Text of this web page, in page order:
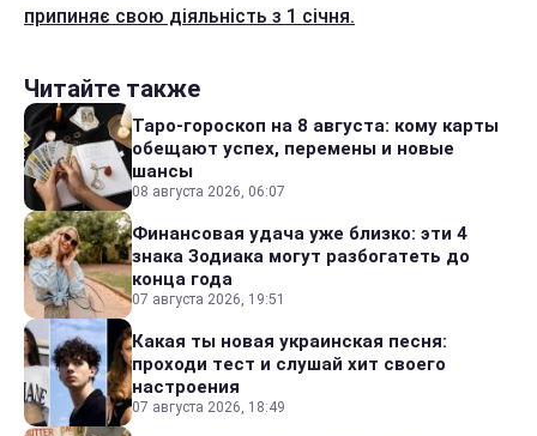
припиняє свою діяльність з 1 січня.
Читайте также
Таро-гороскоп на 8 августа: кому карты
обещают успех, перемены и новые
шансы
08 августа 2026, 06:07
Финансовая удача уже близко: эти 4
знака Зодиака могут разбогатеть до
конца года
07 августа 2026, 19:51
Какая ты новая украинская песня:
проходи тест и слушай хит своего
настроения
07 августа 2026, 18:49